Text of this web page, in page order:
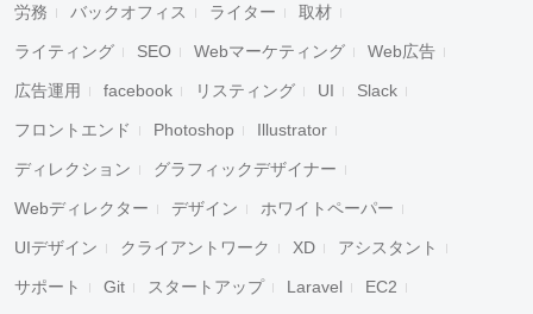
労務 バックオフィス ライター 取材
ライティング SEO Webマーケティング Web広告
広告運用 facebook リスティング UI Slack
フロントエンド Photoshop Illustrator
ディレクション グラフィックデザイナー
Webディレクター デザイン ホワイトペーパー
UIデザイン クライアントワーク XD アシスタント
サポート Git スタートアップ Laravel EC2